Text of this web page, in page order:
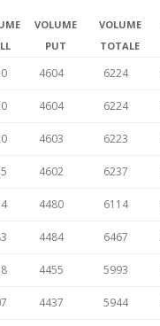
VOLUME
PUT
VOLUME
TOTALE
4604 6224
4604 6224
4603 6223
4602 6237
4480 6114
4484 6467
4455 5993
4437 5944